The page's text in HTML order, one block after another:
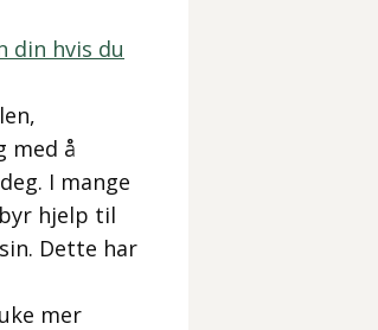
din hvis du
med å
I mange
hjelp til
Dette har
mer